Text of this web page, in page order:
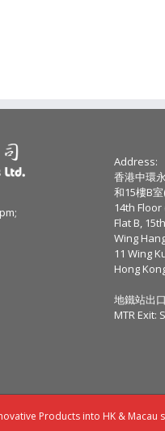
Address:
香港中環
和15樓B
14th Floor
Flat B,
Wing
11 Wing
Hong
地鐵站出
MTR Exit:
Products into HK & Macau